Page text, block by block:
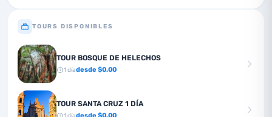
TOURS DISPONIBLES
TOUR BOSQUE DE HELECHOS
1díadesde $0.00
TOUR SANTA CRUZ 1 DÍA